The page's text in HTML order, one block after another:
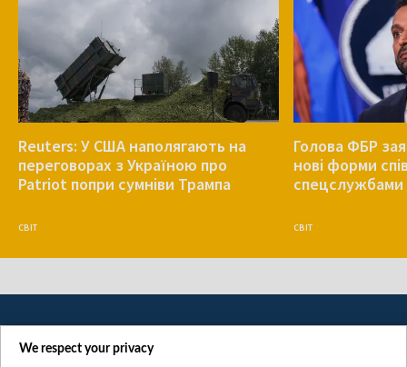
Reuters: У США наполягають на
переговорах з Україною про
Patriot попри сумніви Трампа
СВІТ
Голова ФБР
нові форми
спецслужбами
СВІТ
We respect your privacy